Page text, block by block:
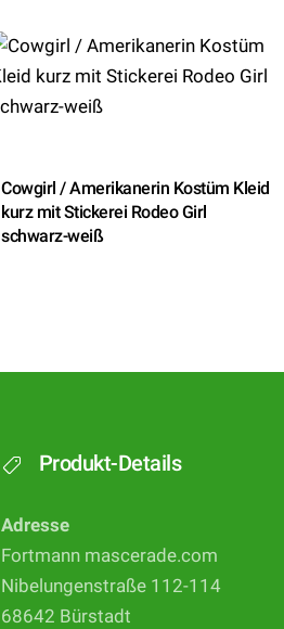
Cowgirl / Amerikanerin Kostüm Kleid
kurz mit Stickerei Rodeo Girl
schwarz-weiß
Produkt-Details
Adresse
Fortmann mascerade.com
Nibelungenstraße 112-114
68642 Bürstadt